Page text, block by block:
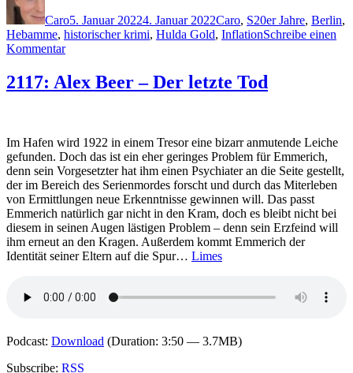
Caro5. Januar 20224. Januar 2022Caro, S20er Jahre, Berlin,
Hebamme, historischer krimi, Hulda Gold, InflationSchreibe einen
Kommentarzu
Anne
Stern
Die
Stunde
der
Frauen
2117: Alex Beer – Der letzte Tod
Im Hafen wird 1922 in einem Tresor eine bizarr anmutende Leiche
gefunden. Doch das ist ein eher geringes Problem für Emmerich,
denn sein Vorgesetzter hat ihm einen Psychiater an die Seite gestellt,
der im Bereich des Serienmordes forscht und durch das Miterleben
von Ermittlungen neue Erkenntnisse gewinnen will. Das passt
Emmerich natürlich gar nicht in den Kram, doch es bleibt nicht bei
diesem in seinen Augen lästigen Problem – denn sein Erzfeind will
ihm erneut an den Kragen. Außerdem kommt Emmerich der
Identität seiner Eltern auf die Spur… Limes
Podcast: Download (Duration: 3:50 — 3.7MB)
Subscribe: RSS